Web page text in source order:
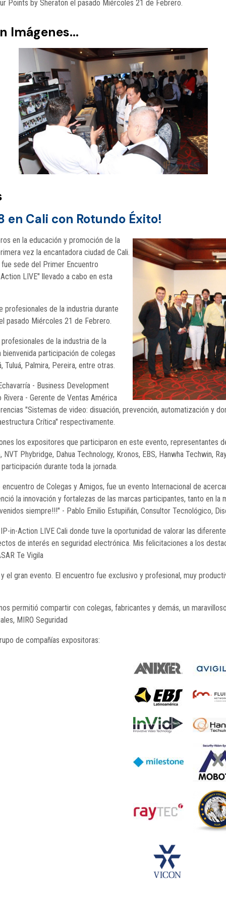
Points by Sheraton el pasado Miércoles 21 de Febrero.
Imágenes...
Img 4718 copiar
en Cali con Rotundo Éxito!
en la educación y promoción de la
vez la encantadora ciudad de Cali.
sede del Primer Encuentro
LIVE" llevado a cabo en esta
profesionales de la industria durante
pasado Miércoles 21 de Febrero.
de la industria de la
participación de colegas
Palmira, Pereira, entre otras.
- Business Development
- Gerente de Ventas América
"Sistemas de video: disuación, prevención, automatización y
Crítica" respectivamente.
los expositores que participaron en este evento, representantes
Phybridge, Dahua Technology, Kronos, EBS, Hanwha Techwin,
durante toda la jornada.
de Colegas y Amigos, fue un evento Internacional de
la innovación y fortalezas de las marcas participantes, tanto en
siempre!!!" - Pablo Emilio Estupiñán, Consultor Tecnológico,
in-Action LIVE Cali donde tuve la oportunidad de valorar las
de interés en seguridad electrónica. Mis felicitaciones a los
Te Vigila
el gran evento. El encuentro fue exclusivo y profesional, muy
permitió compartir con colegas, fabricantes y demás, un
MIRO Seguridad
de compañías expositoras: